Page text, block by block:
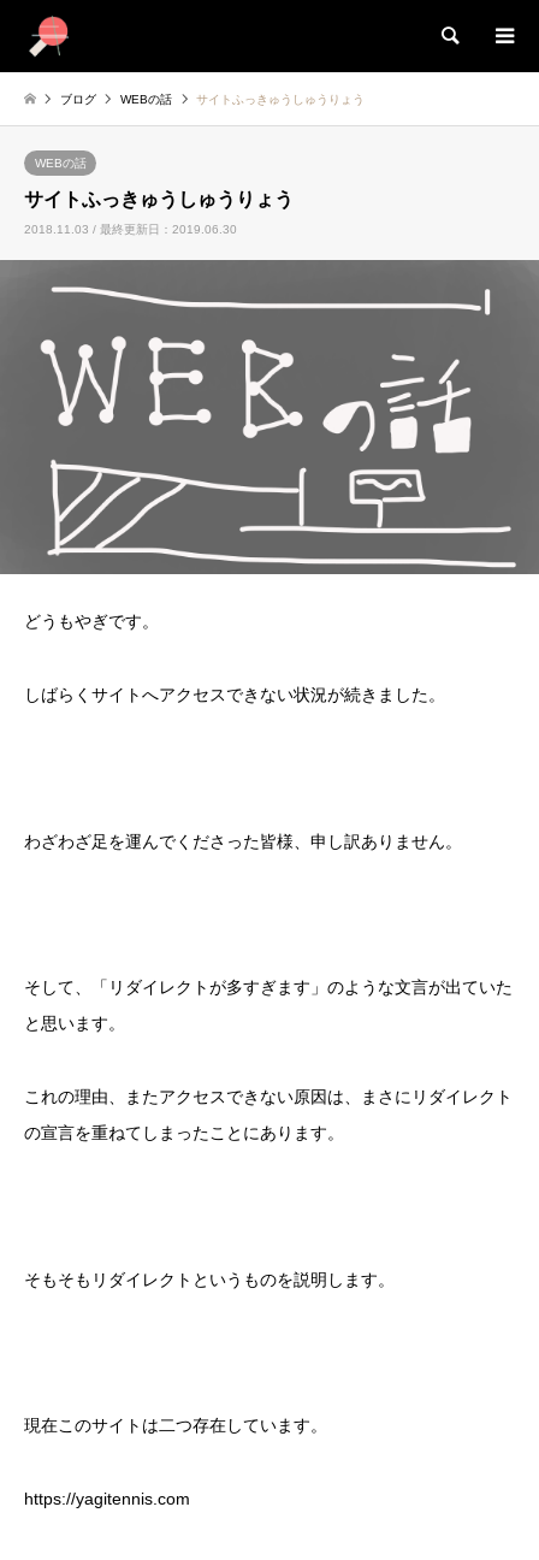
検索
ブログ WEBの話 サイトふっきゅうしゅうりょう
WEBの話
サイトふっきゅうしゅうりょう
2018.11.03 / 最終更新日：2019.06.30
どうもやぎです。
しばらくサイトへアクセスできない状況が続きました。
わざわざ足を運んでくださった皆様、申し訳ありません。
そして、「リダイレクトが多すぎます」のような文言が出ていた
と思います。
これの理由、またアクセスできない原因は、まさにリダイレクト
の宣言を重ねてしまったことにあります。
そもそもリダイレクトというものを説明します。
現在このサイトは二つ存在しています。
https://yagitennis.com